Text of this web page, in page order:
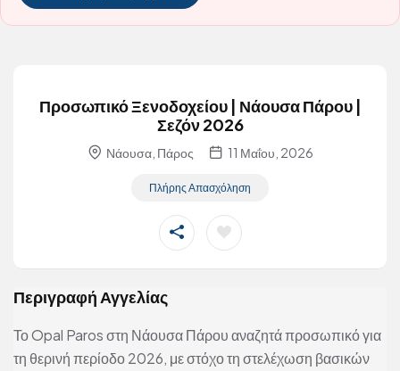
Προσωπικό Ξενοδοχείου | Νάουσα Πάρου |
Σεζόν 2026
Νάουσα, Πάρος 11 Μαΐου, 2026
Πλήρης Απασχόληση
Περιγραφή Αγγελίας
Το Opal Paros στη Νάουσα Πάρου αναζητά προσωπικό για
τη θερινή περίοδο 2026, με στόχο τη στελέχωση βασικών